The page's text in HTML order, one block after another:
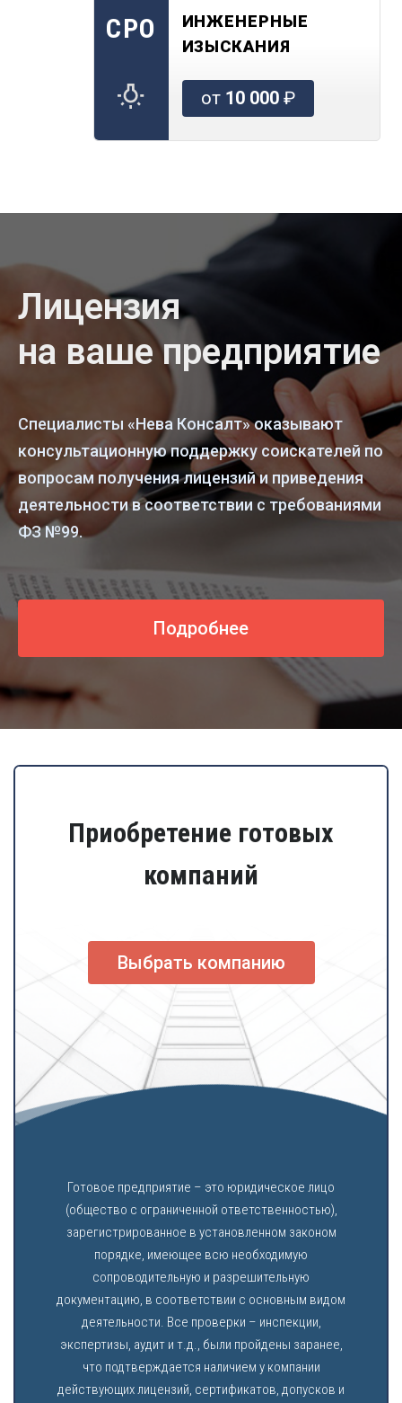
СРО
ИНЖЕНЕРНЫЕ
ИЗЫСКАНИЯ
от 10 000₽
Лицензия
на ваше предприятие
Специалисты «Нева Консалт» оказывают
консультационную поддержку соискателей по
вопросам получения лицензий и приведения
деятельности в соответствии с требованиями
ФЗ №99.
Подробнее
Приобретение готовых
компаний
Выбрать компанию
Готовое предприятие – это юридическое лицо
(общество с ограниченной ответственностью),
зарегистрированное в установленном законом
порядке, имеющее всю необходимую
сопроводительную и разрешительную
документацию, в соответствии с основным видом
деятельности. Все проверки – инспекции,
экспертизы, аудит и т.д., были пройдены заранее,
что подтверждается наличием у компании
действующих лицензий, сертификатов, допусков и